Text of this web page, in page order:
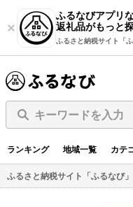
ふるなびアプリ
返礼品がもっと
ふるさと納税サイト「ふ
キーワードを入力
ランキング 地域一覧 カテ
ふるさと納税サイト「ふるなび」